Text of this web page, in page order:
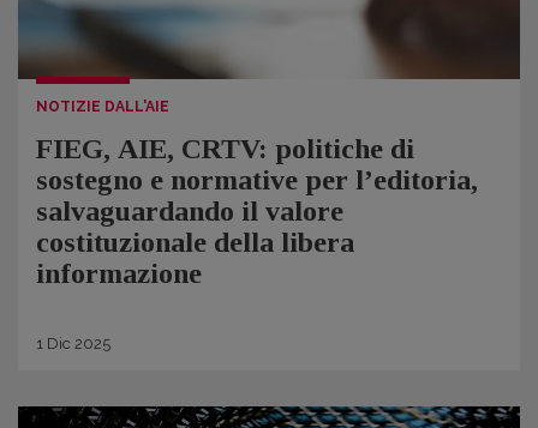
NOTIZIE DALL'AIE
FIEG, AIE, CRTV: politiche di
sostegno e normative per l’editoria,
salvaguardando il valore
costituzionale della libera
informazione
1 Dic 2025